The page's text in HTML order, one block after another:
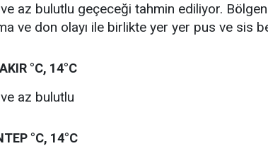
ve az bulutlu geçeceği tahmin ediliyor.
ve don olayı ile birlikte yer yer pus ve sis
°C, 14°C
ve az bulutlu
°C, 14°C